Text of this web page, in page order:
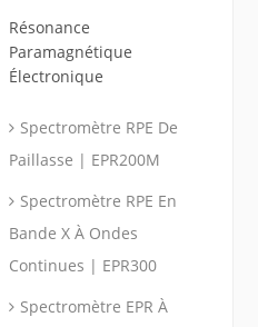
Résonance
Paramagnétique
Électronique
Spectromètre RPE De
Paillasse | EPR200M
Spectromètre RPE En
Bande X À Ondes
Continues | EPR300
Spectromètre EPR À